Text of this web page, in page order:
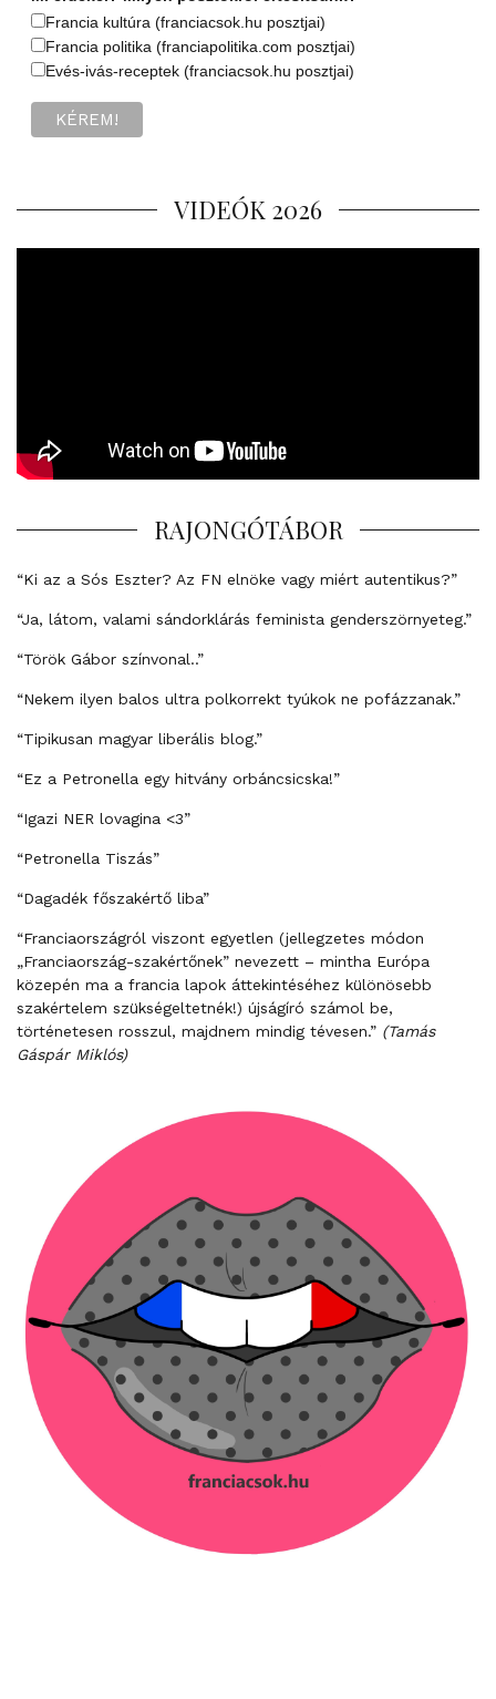
Francia kultúra (franciacsok.hu posztjai)
Francia politika (franciapolitika.com posztjai)
Evés-ivás-receptek (franciacsok.hu posztjai)
VIDEÓK 2026
RAJONGÓTÁBOR
“Ki az a Sós Eszter? Az FN elnöke vagy miért autentikus?”
“Ja, látom, valami sándorklárás feminista genderszörnyeteg.”
“Török Gábor színvonal..”
“Nekem ilyen balos ultra polkorrekt tyúkok ne pofázzanak.”
“Tipikusan magyar liberális blog.”
“Ez a Petronella egy hitvány orbáncsicska!”
“Igazi NER lovagina <3”
“Petronella Tiszás”
“Dagadék főszakértő liba”
“Franciaországról viszont egyetlen (jellegzetes módon
„Franciaország-szakértőnek” nevezett – mintha Európa
közepén ma a francia lapok áttekintéséhez különösebb
szakértelem szükségeltetnék!) újságíró számol be,
történetesen rosszul, majdnem mindig tévesen.” (Tamás
Gáspár Miklós)